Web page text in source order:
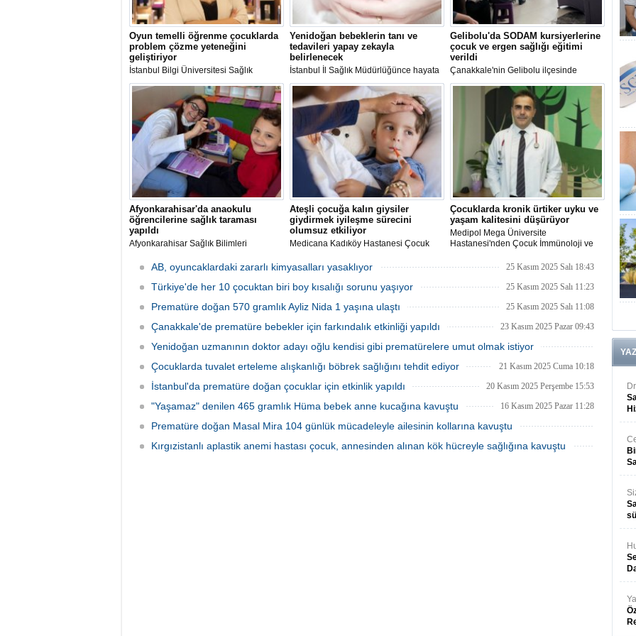
Oyun temelli öğrenme çocuklarda
problem çözme yeteneğini
geliştiriyor
İstanbul Bilgi Üniversitesi Sağlık
Hizmetleri Meslek Yüksekokulu Çocuk
Bakımı ve Gençlik Hizmetleri Bölümü Dr.
Öğr. Üyesi Aynur Aydoğan: "Oyun
temelli öğrenme problem çözme,
Yenidoğan bebeklerin tanı ve
tedavileri yapay zekayla
belirlenecek
İstanbul İl Sağlık Müdürlüğünce hayata
geçirilen projeyle, yenidoğan
bebeklerin tanı ve tedavileri yapay
zekayla belirlenecek.
Gelibolu'da SODAM kursiyerlerine
çocuk ve ergen sağlığı eğitimi
verildi
Çanakkale'nin Gelibolu ilçesinde
Sağlıklı Hayat Merkezi personelince
Sosyal Dayanışma Merkezi (SODAM)
kursiyerlerine çocuk ve ergen sağlığı
konularında farkındalık eğitimi verildi.
Afyonkarahisar'da anaokulu
öğrencilerine sağlık taraması
yapıldı
Afyonkarahisar Sağlık Bilimleri
Temmuz Şehitler Anaokulunda sağlık
taraması gerçekleştirdi.
Ateşli çocuğa kalın giysiler
giydirmek iyileşme sürecini
olumsuz etkiliyor
Medicana Kadıköy Hastanesi Çocuk
Balık, yüksek ateşi bulunan çocuklara
ince tek kat pamuklu giysi giydirilmesi
ve ısı kontrolü yapılan ortamın
bulundu.
Çocuklarda kronik ürtiker uyku ve
yaşam kalitesini düşürüyor
Medipol Mega Üniversite
Hastanesi'nden Çocuk İmmünoloji ve
Hikmet Tekin Nacaroğlu, kronik ürtikerin
ciddi şekilde etkileyebileceğini belirtti.
AB, oyuncaklardaki zararlı kimyasalları yasaklıyor 25 Kasım 2025 Salı 18:43
Türkiye'de her 10 çocuktan biri boy kısalığı sorunu yaşıyor 25 Kasım 2025 Salı 11:23
Prematüre doğan 570 gramlık Ayliz Nida 1 yaşına ulaştı 25 Kasım 2025 Salı 11:08
Çanakkale'de prematüre bebekler için farkındalık etkinliği yapıldı 23 Kasım 2025 Pazar 09:43
Yenidoğan uzmanının doktor adayı oğlu kendisi gibi prematürelere umut olmak istiyor
21 Kasım 2025 Cuma 11:13
Çocuklarda tuvalet erteleme alışkanlığı böbrek sağlığını tehdit ediyor 21 Kasım 2025 Cuma 10:18
İstanbul'da prematüre doğan çocuklar için etkinlik yapıldı 20 Kasım 2025 Perşembe 15:53
"Yaşamaz" denilen 465 gramlık Hüma bebek anne kucağına kavuştu 16 Kasım 2025 Pazar 11:28
Prematüre doğan Masal Mira 104 günlük mücadeleyle ailesinin kollarına kavuştu
16 Kasım 2025 Pazar 11:23
Kırgızistanlı aplastik anemi hastası çocuk, annesinden alınan kök hücreyle sağlığına kavuştu